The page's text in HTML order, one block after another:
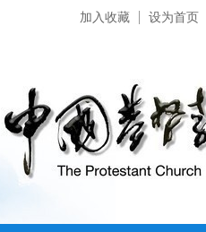
加入收藏 设为首页